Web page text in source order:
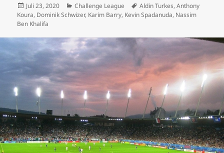
Veröffentlicht
am
Juli 23, 2020 Kategorien
Challenge League Schlagwörter
Aldin Turkes,Anthony
Koura, Dominik Schwizer, Karim Barry, Kevin Spadanuda, Nassim
Ben Khalifa